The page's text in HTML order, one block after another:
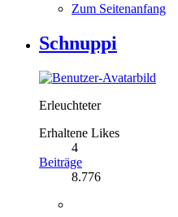
Zum Seitenanfang
Schnuppi
Erleuchteter
Erhaltene Likes
4
Beiträge
8.776